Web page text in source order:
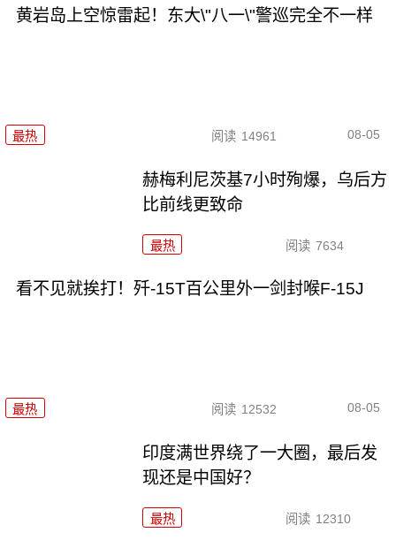
黄岩岛上空惊雷起！东大\"八一\"警巡完全不一样
最热 阅读 14961 08-05
赫梅利尼茨基7小时殉爆，乌后方
比前线更致命
最热 阅读 7634
看不见就挨打！歼-15T百公里外一剑封喉F-15J
最热 阅读 12532 08-05
印度满世界绕了一大圈，最后发
现还是中国好？
最热 阅读 12310